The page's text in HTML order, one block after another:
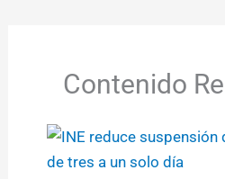
Contenido